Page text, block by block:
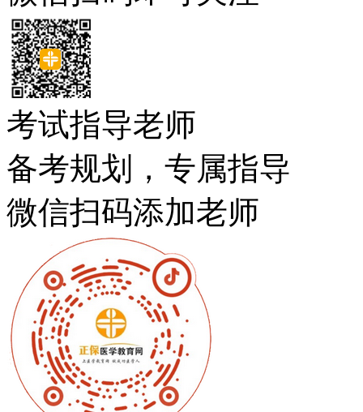
考试指导老师
备考规划，专属指导
微信扫码添加老师